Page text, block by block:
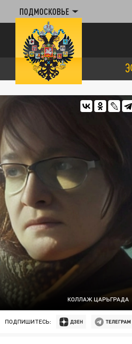
ПОДМОСКОВЬЕ
КОЛЛАЖ ЦАРЬГРАДА
ПОДПИШИТЕСЬ: